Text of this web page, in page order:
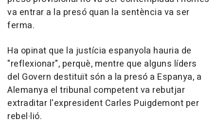
va entrar a la presó quan la sentència va ser
ferma.
Ha opinat que la justícia espanyola hauria de
"reflexionar", perquè, mentre que alguns líders
del Govern destituït són a la presó a Espanya, a
Alemanya el tribunal competent va rebutjar
extraditar l'expresident Carles Puigdemont per
rebel·lió.